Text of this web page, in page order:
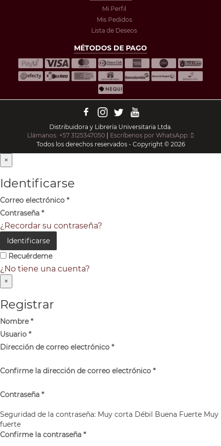
Mi Perfil
Mis Pedidos
Lista de Deseos
MÉTODOS DE PAGO
Distribuidora y Librería Universitaria Ltda.
Llámanos: +57 3125347050 | Escríbenos por WhatsApp:
Todos los derechos reservados - Copyright © 2026
×
Identificarse
Correo electrónico *
Contraseña *
¿Recordar su contraseña?
Identificarse
Recuérdeme
¿No tiene una cuenta?
×
Registrar
Nombre*
Usuario *
Dirección de correo electrónico *
Confirme la dirección de correo electrónico *
Contraseña *
Seguridad de la contraseña: Muy corta Débil Buena Fuerte Muy
fuerte
Confirme la contraseña *